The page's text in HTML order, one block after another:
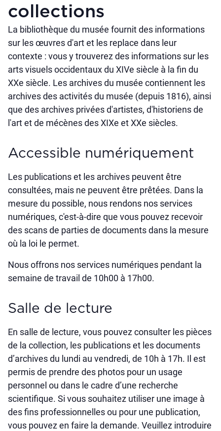
collections
La bibliothèque du musée fournit des informations
sur les œuvres d'art et les replace dans leur
contexte : vous y trouverez des informations sur les
arts visuels occidentaux du XIVe siècle à la fin du
XXe siècle. Les archives du musée contiennent les
archives des activités du musée (depuis 1816), ainsi
que des archives privées d'artistes, d'historiens de
l'art et de mécènes des XIXe et XXe siècles.
Accessible numériquement
Les publications et les archives peuvent être
consultées, mais ne peuvent être prêtées. Dans la
mesure du possible, nous rendons nos services
numériques, c'est-à-dire que vous pouvez recevoir
des scans de parties de documents dans la mesure
où la loi le permet.
Nous offrons nos services numériques pendant la
semaine de travail de 10h00 à 17h00.
Salle de lecture
En salle de lecture, vous pouvez consulter les pièces
de la collection, les publications et les documents
d’archives du lundi au vendredi, de 10h à 17h. Il est
permis de prendre des photos pour un usage
personnel ou dans le cadre d’une recherche
scientifique. Si vous souhaitez utiliser une image à
des fins professionnelles ou pour une publication,
vous pouvez en faire la demande. Veuillez introduire